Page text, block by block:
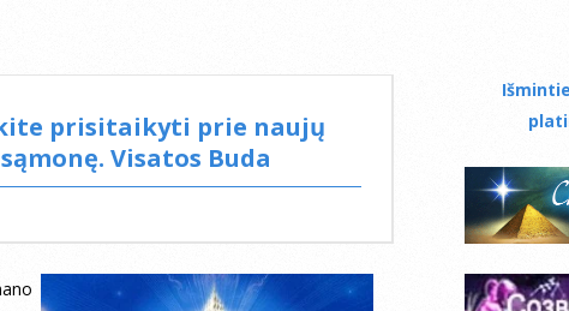
prisitaikyti prie naujų
Visatos Buda